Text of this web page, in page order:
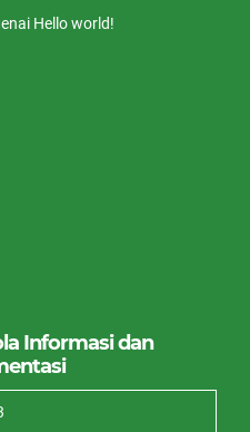
Hello world!
Informasi dan